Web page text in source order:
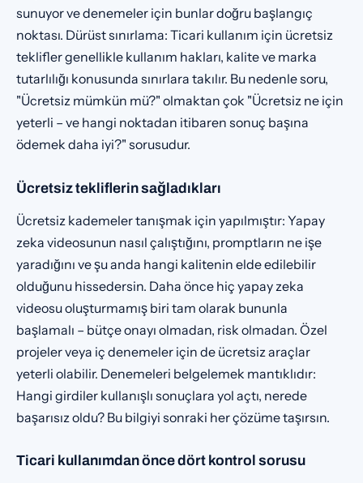
sunuyor ve denemeler için bunlar doğru başlangıç
noktası. Dürüst sınırlama: Ticari kullanım için ücretsiz
teklifler genellikle kullanım hakları, kalite ve marka
tutarlılığı konusunda sınırlara takılır. Bu nedenle soru,
"Ücretsiz mümkün mü?" olmaktan çok "Ücretsiz ne için
yeterli – ve hangi noktadan itibaren sonuç başına
ödemek daha iyi?" sorusudur.
Ücretsiz tekliflerin sağladıkları
Ücretsiz kademeler tanışmak için yapılmıştır: Yapay
zeka videosunun nasıl çalıştığını, promptların ne işe
yaradığını ve şu anda hangi kalitenin elde edilebilir
olduğunu hissedersin. Daha önce hiç yapay zeka
videosu oluşturmamış biri tam olarak bununla
başlamalı – bütçe onayı olmadan, risk olmadan. Özel
projeler veya iç denemeler için de ücretsiz araçlar
yeterli olabilir. Denemeleri belgelemek mantıklıdır:
Hangi girdiler kullanışlı sonuçlara yol açtı, nerede
başarısız oldu? Bu bilgiyi sonraki her çözüme taşırsın.
Ticari kullanımdan önce dört kontrol sorusu